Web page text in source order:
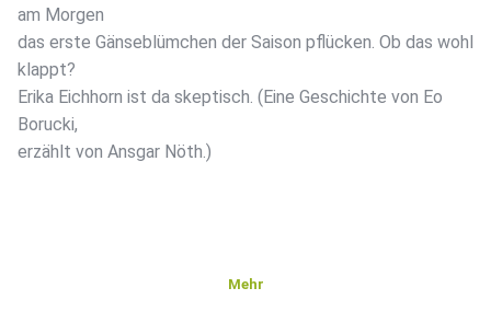
am Morgen
das erste Gänseblümchen der Saison pflücken. Ob das wohl
klappt?
Erika Eichhorn ist da skeptisch. (Eine Geschichte von Eo
Borucki,
erzählt von Ansgar Nöth.)
Mehr